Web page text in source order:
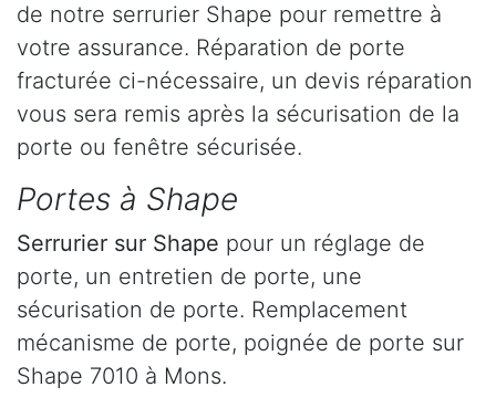
de notre serrurier Shape pour remettre à
votre assurance. Réparation de porte
fracturée ci-nécessaire, un devis réparation
vous sera remis après la sécurisation de la
porte ou fenêtre sécurisée.
Portes à Shape
Serrurier sur Shape pour un réglage de
porte, un entretien de porte, une
sécurisation de porte. Remplacement
mécanisme de porte, poignée de porte sur
Shape 7010 à Mons.